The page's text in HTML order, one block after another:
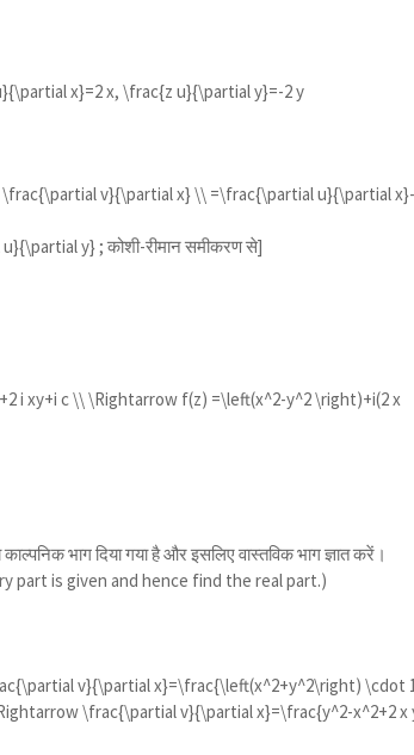
x}=2 x, \frac{z u}{\partial y}=-2 y
v}{\partial x} \\ =\frac{\partial u}{\partial
y}; कोशी-रीमान समीकरण से]
i xy+i c \\ \Rightarrow f(z) =\left(x^2-y^2 \right)+i(2 x
भाग दिया गया है और इसलिए वास्तविक भाग ज्ञात करें।
part is given and hence find the real part.)
v}{\partial x}=\frac{\left(x^2+y^2\right) \cdot
\frac{\partial v}{\partial x}=\frac{y^2-x^2+2 x